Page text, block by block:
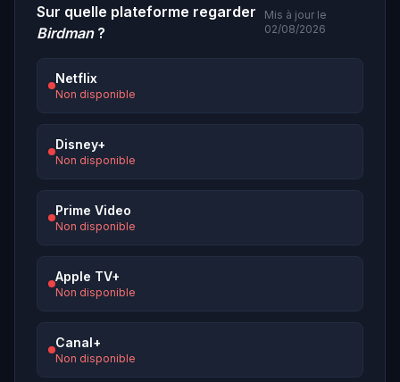
Sur quelle plateforme regarder
Birdman?
Mis à jour le
02/08/2026
Netflix
Non disponible
Disney+
Non disponible
Prime Video
Non disponible
Apple TV+
Non disponible
Canal+
Non disponible